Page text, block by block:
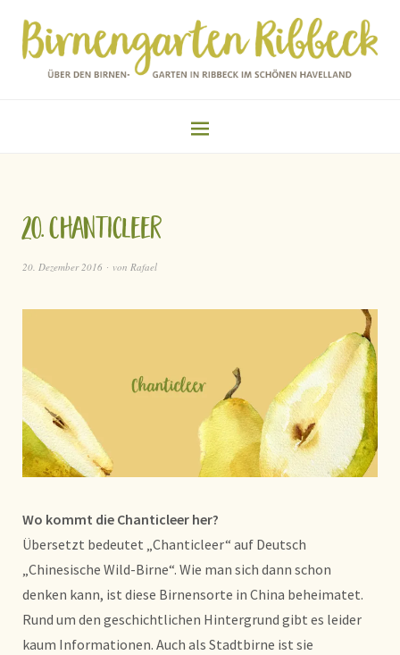
20. Chanticleer
20. Dezember 2016 von Rafael
Wo kommt die Chanticleer her?
Übersetzt bedeutet „Chanticleer“ auf Deutsch
„Chinesische Wild-Birne“. Wie man sich dann schon
denken kann, ist diese Birnensorte in China beheimatet.
Rund um den geschichtlichen Hintergrund gibt es leider
kaum Informationen. Auch als Stadtbirne ist sie